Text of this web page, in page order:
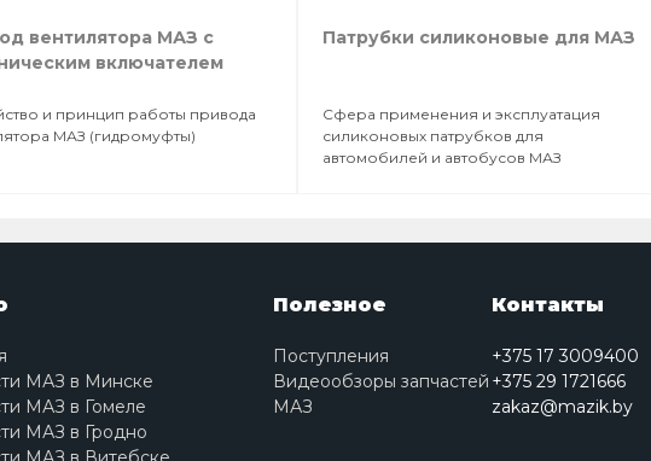
вентилятора МАЗ с
включателем
и принцип работы привода
МАЗ (гидромуфты)
Патрубки силиконовые для МАЗ
Сфера применения и эксплуатация
силиконовых патрубков для
автомобилей и автобусов МАЗ
МАЗ в Минске
МАЗ в Гомеле
МАЗ в Гродно
Полезное
Поступления
Видеообзоры запчастей
МАЗ
Контакты
+375 17 3009400
+375 29 1721666
zakaz@mazik.by